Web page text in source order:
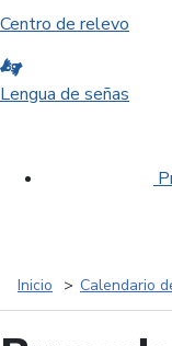
Centro de relevo
Lengua de señas
Inicio Calendario